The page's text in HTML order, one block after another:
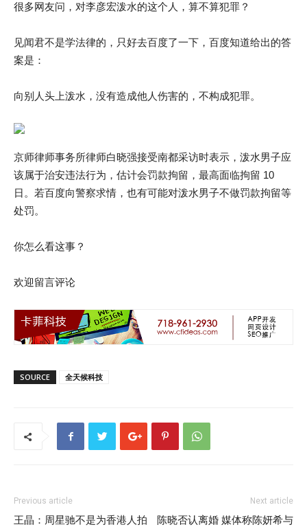
很多网友问，对李彦宏泼水的这个人，算不算犯罪？
见闻君不是学法律的，只好去百度了一下，百度知道给出的答
案是：
向别人头上泼水，没有造成他人伤害的，不构成犯罪。
京师律师事务所律师白晓强接受南都采访时表示，泼水男子应
该属于治安违法行为，估计会罚款拘留，最高面临拘留 10
日。若百度向警察求情，也有可能对泼水男子不做罚款拘留等
处罚。
你怎么看这事？
欢迎留言评论
SOURCE 全天候科技
Previous article
王晶：周星驰不是为香港人拍
Next article
陈晓否认离婚 媒体称陈妍希与